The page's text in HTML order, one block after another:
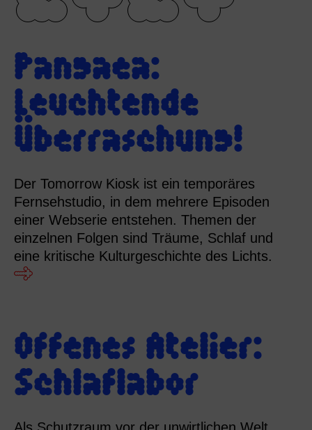
Pangaea:
Leuchtende
Überraschung!
Der Tomorrow Kiosk ist ein temporäres
Fernsehstudio, in dem mehrere Episoden
einer Webserie entstehen. Themen der
einzelnen Folgen sind Träume, Schlaf und
eine kritische Kulturgeschichte des Lichts.
Offenes Atelier:
Schlaflabor